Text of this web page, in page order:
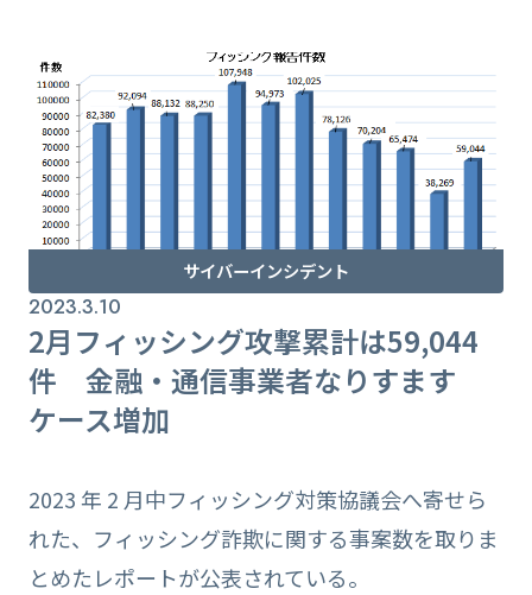
サイバーインシデント
2023.3.10
2月フィッシング攻撃累計は59,044
件 金融・通信事業者なりすます
ケース増加
2023 年 2 月中フィッシング対策協議会へ寄せら
れた、フィッシング詐欺に関する事案数を取りま
とめたレポートが公表されている。